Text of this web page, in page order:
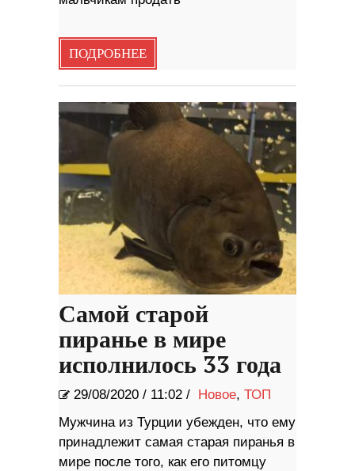
ПОДРОБНЕЕ
Самой старой
пиранье в мире
исполнилось 33 года
29/08/2020 / 11:02 / Новое, ТОП
Мужчина из Турции убежден, что ему
принадлежит самая старая пиранья в
мире после того, как его питомцу